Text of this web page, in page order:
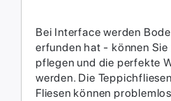
Bei Interface werden
erfunden hat - können
pflegen und die perfekte
werden.​ Die
Fliesen können